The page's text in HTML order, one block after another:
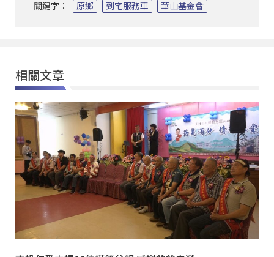
關鍵字： 原鄉 到宅服務車 華山基金會
相關文章